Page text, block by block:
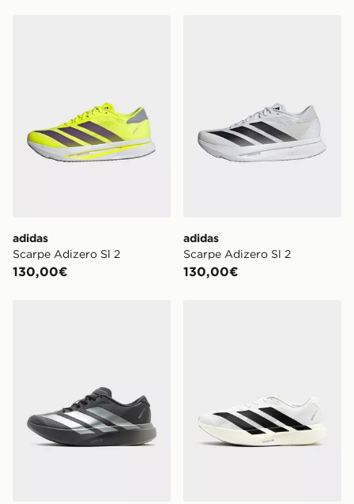
adidas
Scarpe Adizero Sl 2
130,00€
adidas
Scarpe Adizero Sl 2
130,00€